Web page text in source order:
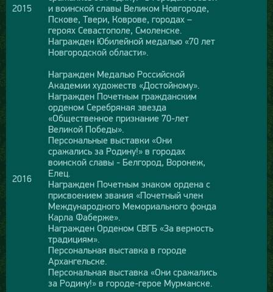
2015
и воинской славы Великом Новгороде,
Пскове, Твери, Коврове, городах –
героях Севастополе, Смоленске.
Награжден Юбилейной медалью «70 лет
Новгородской области».
2016
Награжден Медалью Российской
Академии художеств «Достойному».
Награжден Почетным гражданским
орденом Серебряная звезда
«Общественное признание 70-лет
Великой Победы».
Персональные выставки «Они
сражались за Родину!» в городах
воинской славы - Белгород, Воронеж,
Елец.
Награжден Почетным знаком ордена с
присвоением звания «Почетный член
Международного Мемориального фонда
Карла Фаберже».
Награжден Орденом СВГБ «За верность
традициям».
Персональная выставка в городе
Архангельске.
Персональная выставка «Они сражались
за Родину!» в городе-герое Мурманске.